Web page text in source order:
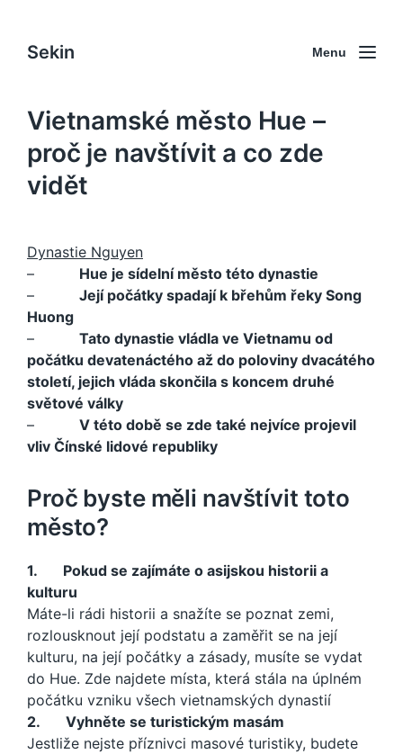
Sekin Menu
Vietnamské město Hue –
proč je navštívit a co zde
vidět
Dynastie Nguyen
– Hue je sídelní město této dynastie
– Její počátky spadají k břehům řeky Song
Huong
– Tato dynastie vládla ve Vietnamu od
počátku devatenáctého až do poloviny dvacátého
století, jejich vláda skončila s koncem druhé
světové války
– V této době se zde také nejvíce projevil
vliv Čínské lidové republiky
Proč byste měli navštívit toto
město?
1. Pokud se zajímáte o asijskou historii a
kulturu
Máte-li rádi historii a snažíte se poznat zemi,
rozlousknout její podstatu a zaměřit se na její
kulturu, na její počátky a zásady, musíte se vydat
do Hue. Zde najdete místa, která stála na úplném
počátku vzniku všech vietnamských dynastií
2. Vyhněte se turistickým masám
Jestliže nejste příznivci masové turistiky, budete